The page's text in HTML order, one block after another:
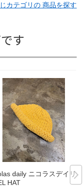
カテゴリの 商品を探す
す
daily ニコラスデイリー
HAT